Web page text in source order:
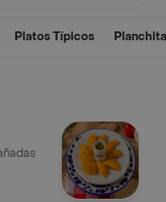
Platos Típicos